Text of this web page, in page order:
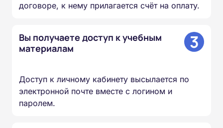
договоре, к нему прилагается счёт на оплату.
Вы получаете доступ к учебным
материалам
3
Доступ к личному кабинету высылается по
электронной почте вместе с логином и
паролем.